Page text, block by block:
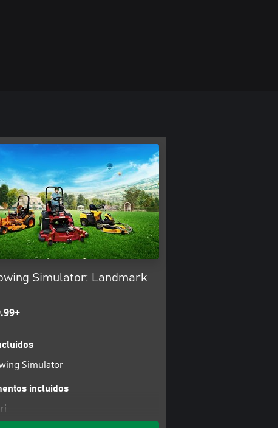
Simulator: Landmark
Simulator
incluidos